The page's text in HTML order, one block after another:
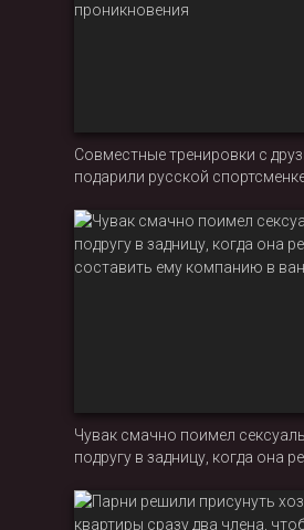
Совместные тренировки с
подарили русской
проникновения
Чувак смачно поимел
подругу в задницу, когда она